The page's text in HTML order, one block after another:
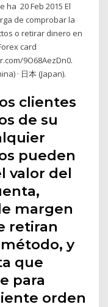
20 Feb 2015 El
de comprobar la
o retirar dinero en
card
9O68AezDn0.
· 日本 (Japan).
clientes
de su
pueden
valor del
margen
retiran
y
que
para
orden